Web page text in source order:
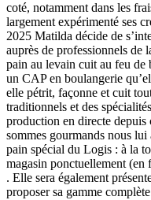
coté, notamment dans les
largement expérimenté ses
2025 Matilda décide de
auprès de professionnels de
pain au levain cuit au feu de
un CAP en boulangerie
elle pétrit, façonne et cuit
traditionnels et des
production en directe
sommes gourmands nous
pain spécial du Logis : à la
magasin ponctuellement (en
. Elle sera également
proposer sa gamme